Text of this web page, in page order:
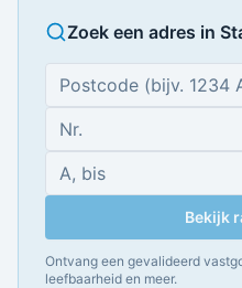
Zoek een adres in
Bekijk
Ontvang een gevalideerd
leefbaarheid en meer.